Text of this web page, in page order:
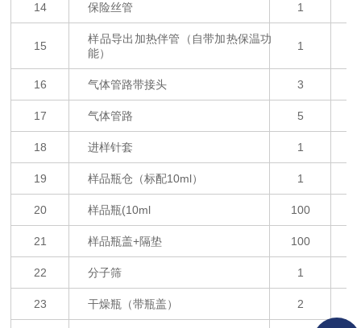
14 保险丝管 1
15
样品导出加热伴管（自带加热保温功
能）
1
16 气体管路带接头 3
17 气体管路 5
18 进样针套 1
19 样品瓶仓（标配10ml） 1
20 样品瓶(10ml 100
21 样品瓶盖+隔垫 100
22 分子筛 1
23 干燥瓶（带瓶盖） 2